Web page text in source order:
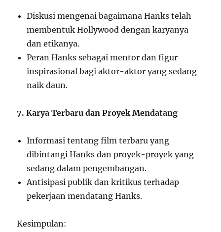
Diskusi mengenai bagaimana Hanks telah
membentuk Hollywood dengan karyanya
dan etikanya.
Peran Hanks sebagai mentor dan figur
inspirasional bagi aktor-aktor yang sedang
naik daun.
7. Karya Terbaru dan Proyek Mendatang
Informasi tentang film terbaru yang
dibintangi Hanks dan proyek-proyek yang
sedang dalam pengembangan.
Antisipasi publik dan kritikus terhadap
pekerjaan mendatang Hanks.
Kesimpulan: